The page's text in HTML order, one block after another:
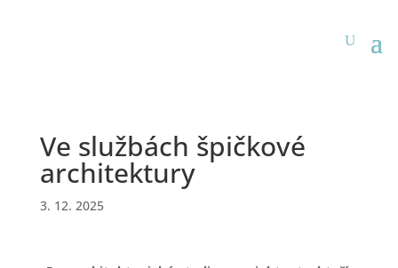
Ve službách špičkové
architektury
3. 12. 2025